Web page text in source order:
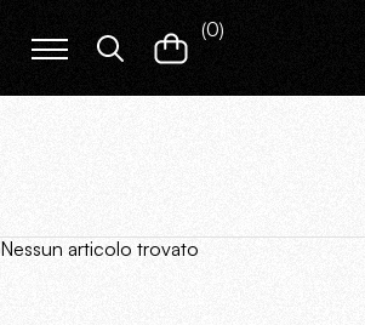
(0)
Nessun articolo trovato